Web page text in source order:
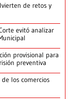
de retos y
evitó analizar
provisional para
preventiva
los comercios